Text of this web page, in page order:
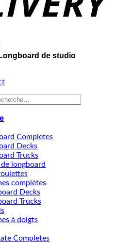
Longboard de studio
Completes
Decks
Trucks
de longboard
complètes
Decks
Trucks
à doigts
Completes